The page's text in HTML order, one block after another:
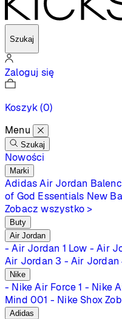
Szukaj
Zaloguj się
Koszyk(0)
Menu
Szukaj
Nowości
Marki
Adidas Air Jordan
of God Essentials New
Zobacz wszystko >
Buty
Air Jordan
- Air Jordan 1 Low - Air
Air Jordan 3 - Air Jordan
Nike
- Nike Air Force 1 - Nike
Mind 001 - Nike Shox
Adidas